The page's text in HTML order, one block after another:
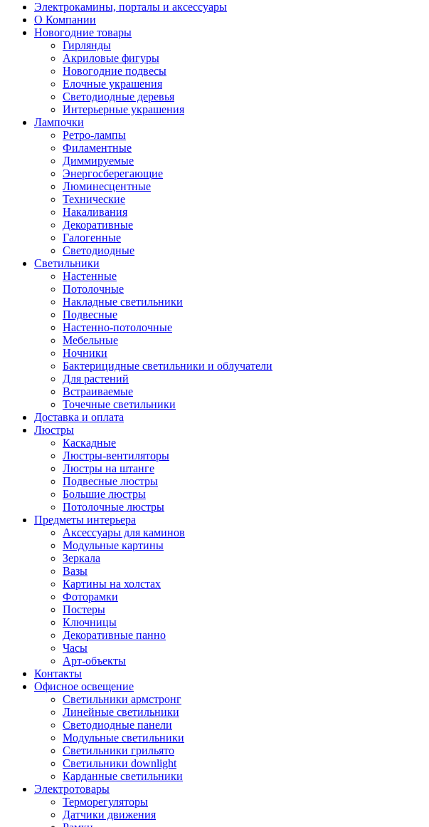
Электрокамины, порталы и аксессуары
О Компании
Новогодние товары
Гирлянды
Акриловые фигуры
Новогодние подвесы
Елочные украшения
Светодиодные деревья
Интерьерные украшения
Лампочки
Ретро-лампы
Филаментные
Диммируемые
Энергосберегающие
Люминесцентные
Технические
Накаливания
Декоративные
Галогенные
Светодиодные
Светильники
Настенные
Потолочные
Накладные светильники
Подвесные
Настенно-потолочные
Мебельные
Ночники
Бактерицидные светильники и облучатели
Для растений
Встраиваемые
Точечные светильники
Доставка и оплата
Люстры
Каскадные
Люстры-вентиляторы
Люстры на штанге
Подвесные люстры
Большие люстры
Потолочные люстры
Предметы интерьера
Аксессуары для каминов
Модульные картины
Зеркала
Вазы
Картины на холстах
Фоторамки
Постеры
Ключницы
Декоративные панно
Часы
Арт-объекты
Контакты
Офисное освещение
Светильники армстронг
Линейные светильники
Светодиодные панели
Модульные светильники
Светильники грильято
Светильники downlight
Карданные светильники
Электротовары
Терморегуляторы
Датчики движения